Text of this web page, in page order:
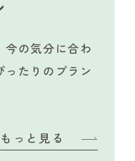
の気分に合わ
たりのプラン
もっと見る